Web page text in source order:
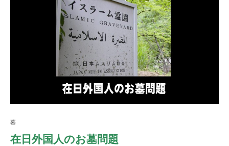
墓
在日外国人のお墓問題